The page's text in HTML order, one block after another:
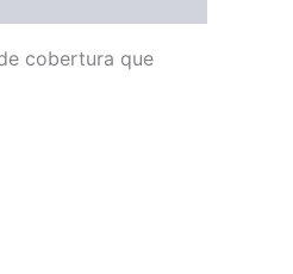
cobertura que